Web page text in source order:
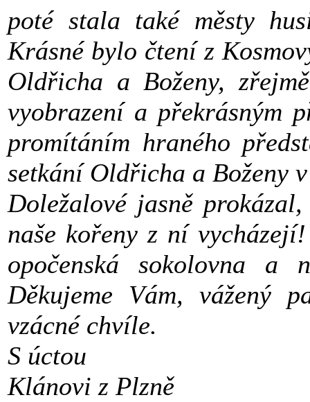
poté stala také městy
Krásné bylo čtení z
Oldřicha a Boženy,
vyobrazení a překrásným
promítáním hraného
setkání Oldřicha a Boženy
Doležalové jasně
naše kořeny z ní
opočenská sokolovna a
Děkujeme Vám, vážený
vzácné chvíle.
S úctou
Klánovi z Plzně